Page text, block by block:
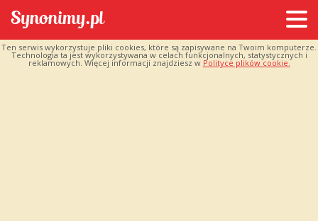
Ten serwis wykorzystuje pliki cookies, które są zapisywane na Twoim komputerze.
Technologia ta jest wykorzystywana w celach funkcjonalnych, statystycznych i
reklamowych. Więcej informacji znajdziesz w Polityce plików cookie.